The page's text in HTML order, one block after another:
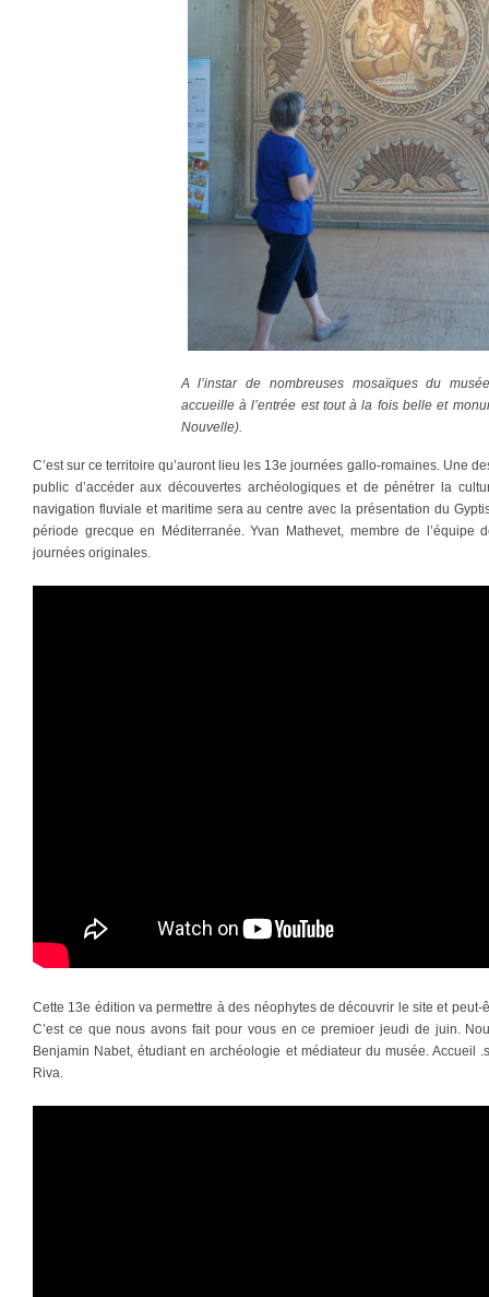
A l’instar de nombreuses mosaïques du
accueille à l’entrée est tout à la fois belle et
Nouvelle).
C’est sur ce territoire qu’auront lieu les 13e journées gallo-romaines. Une
public d’accéder aux découvertes archéologiques et de pénétrer la
navigation fluviale et maritime sera au centre avec la présentation du
période grecque en Méditerranée. Yvan Mathevet, membre de l’équipe
journées originales.
Cette 13e édition va permettre à des néophytes de découvrir le site et
C’est ce que nous avons fait pour vous en ce premioer jeudi de juin.
Benjamin Nabet, étudiant en archéologie et médiateur du musée. Accueil
Riva.